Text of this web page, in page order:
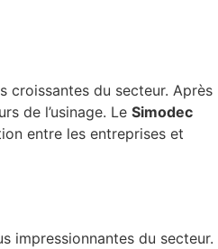
croissantes du secteur. Après
de l’usinage. Le Simodec
entre les entreprises et
impressionnantes du secteur.